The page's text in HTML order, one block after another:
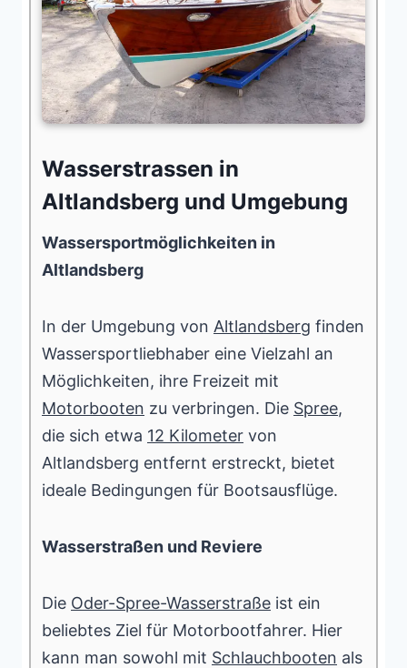
Wasserstrassen in
Altlandsberg und Umgebung
Wassersportmöglichkeiten in
Altlandsberg
In der Umgebung von Altlandsberg finden
Wassersportliebhaber eine Vielzahl an
Möglichkeiten, ihre Freizeit mit
Motorbooten zu verbringen. Die Spree,
die sich etwa 12 Kilometer von
Altlandsberg entfernt erstreckt, bietet
ideale Bedingungen für Bootsausflüge.
Wasserstraßen und Reviere
Die Oder-Spree-Wasserstraße ist ein
beliebtes Ziel für Motorbootfahrer. Hier
kann man sowohl mit Schlauchbooten als